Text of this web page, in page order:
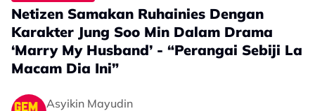
Netizen Samakan Ruhainies Dengan
Karakter Jung Soo Min Dalam Drama
‘Marry My Husband’ - “Perangai Sebiji La
Macam Dia Ini”
Asyikin Mayudin